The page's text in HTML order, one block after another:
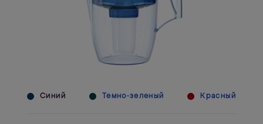
Синий Темно-зеленый Красный